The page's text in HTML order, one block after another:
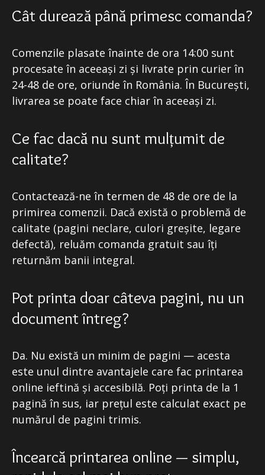
Cât durează până primesc comanda?
Comenzile plasate înainte de ora 14:00 sunt
procesate în aceeași zi și livrate prin curier în
24-48 de ore, oriunde în România. În București,
livrarea se poate face chiar în aceeași zi.
Ce fac dacă nu sunt mulțumit de
calitate?
Contactează-ne în termen de 48 de ore de la
primirea comenzii. Dacă există o problemă de
calitate (pagini neclare, culori greșite, legare
defectă), reluăm comanda gratuit sau îți
returnăm banii integral.
Pot printa doar câteva pagini, nu un
document întreg?
Da. Nu există un minim de pagini — acesta
este unul dintre avantajele care fac printarea
online ieftină și accesibilă. Poți printa de la 1
pagină în sus, iar prețul este calculat exact pe
numărul de pagini trimis.
Încearcă printarea online — simplu,